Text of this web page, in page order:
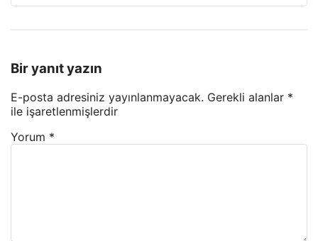
Bir yanıt yazın
E-posta adresiniz yayınlanmayacak. Gerekli alanlar *
ile işaretlenmişlerdir
Yorum *